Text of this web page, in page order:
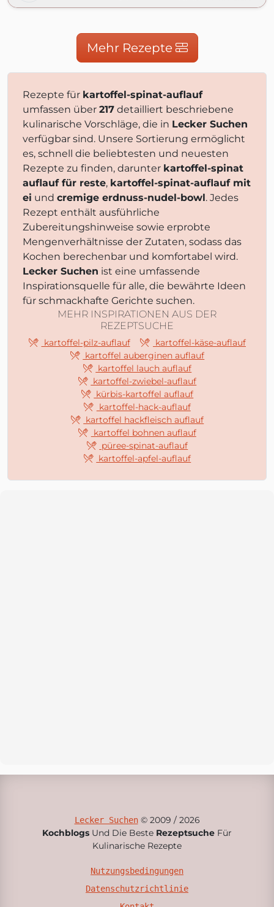
Mehr Rezepte
Rezepte für kartoffel-spinat-auflauf
umfassen über 217 detailliert beschriebene
kulinarische Vorschläge, die in Lecker Suchen
verfügbar sind. Unsere Sortierung ermöglicht
es, schnell die beliebtesten und neuesten
Rezepte zu finden, darunter kartoffel-spinat
auflauf für reste, kartoffel-spinat-auflauf mit
ei und cremige erdnuss-nudel-bowl. Jedes
Rezept enthält ausführliche
Zubereitungshinweise sowie erprobte
Mengenverhältnisse der Zutaten, sodass das
Kochen berechenbar und komfortabel wird.
Lecker Suchen ist eine umfassende
Inspirationsquelle für alle, die bewährte Ideen
für schmackhafte Gerichte suchen.
MEHR INSPIRATIONEN AUS DER
REZEPTSUCHE
kartoffel-pilz-auflauf
kartoffel-käse-auflauf
kartoffel auberginen auflauf
kartoffel lauch auflauf
kartoffel-zwiebel-auflauf
kürbis-kartoffel auflauf
kartoffel-hack-auflauf
kartoffel hackfleisch auflauf
kartoffel bohnen auflauf
püree-spinat-auflauf
kartoffel-apfel-auflauf
Lecker Suchen© 2009 / 2026
Kochblogs Und Die Beste Rezeptsuche Für
Kulinarische Rezepte
Nutzungsbedingungen
Datenschutzrichtlinie